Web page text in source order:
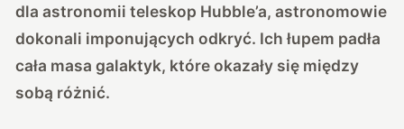
dla astronomii teleskop Hubble’a, astronomowie
dokonali imponujących odkryć. Ich łupem padła
cała masa galaktyk, które okazały się między
sobą różnić.